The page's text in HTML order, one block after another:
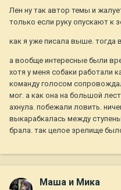
Лен ну так автор темы и
только если руку опускают к
как я уже писала выше. тогда
а вообще интересные были
хотя у меня собаки работали
команду голосом
мог. а как она на большой
ахнула. побежали ловить.
выкарабкалась между
брала. так целое зрелище
Маша и Мика